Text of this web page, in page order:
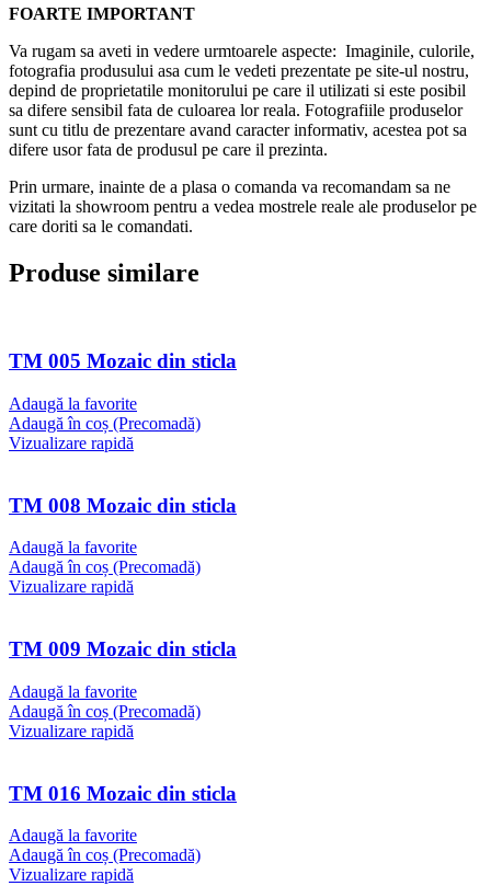
FOARTE IMPORTANT
Va rugam sa aveti in vedere urmtoarele aspecte: Imaginile, culorile,
fotografia produsului asa cum le vedeti prezentate pe site-ul nostru,
depind de proprietatile monitorului pe care il utilizati si este posibil
sa difere sensibil fata de culoarea lor reala. Fotografiile produselor
sunt cu titlu de prezentare avand caracter informativ, acestea pot sa
difere usor fata de produsul pe care il prezinta.
Prin urmare, inainte de a plasa o comanda va recomandam sa ne
vizitati la showroom pentru a vedea mostrele reale ale produselor pe
care doriti sa le comandati.
Produse similare
TM 005 Mozaic din sticla
Adaugă la favorite
Adaugă în coș (Precomadă)
Vizualizare rapidă
TM 008 Mozaic din sticla
Adaugă la favorite
Adaugă în coș (Precomadă)
Vizualizare rapidă
TM 009 Mozaic din sticla
Adaugă la favorite
Adaugă în coș (Precomadă)
Vizualizare rapidă
TM 016 Mozaic din sticla
Adaugă la favorite
Adaugă în coș (Precomadă)
Vizualizare rapidă